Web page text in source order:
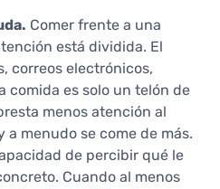
Comer frente a una
está dividida. El
correos electrónicos,
comida es solo un telón de
menos atención al
a menudo se come de más.
de percibir qué le
Cuando al menos